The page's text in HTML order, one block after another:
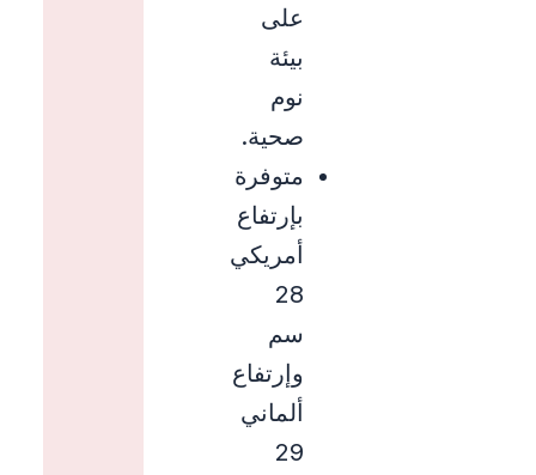
على
بيئة
نوم
صحية.
متوفرة
بإرتفاع
أمريكي
28
سم
وإرتفاع
ألماني
29